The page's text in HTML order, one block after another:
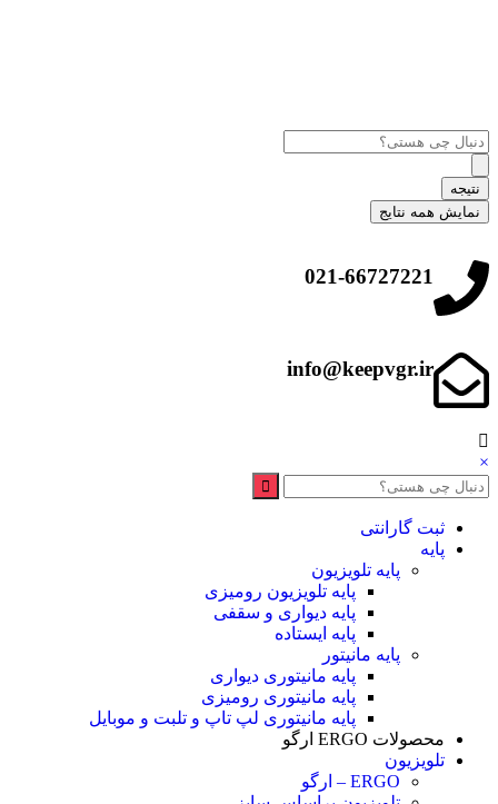
نتیجه
نمایش همه نتایج
021-66727221
info@keepvgr.ir
×
ثبت گارانتی
پایه
پایه تلویزیون
پایه تلویزیون رومیزی
پایه دیواری و سقفی
پایه ایستاده
پایه مانیتور
پایه مانیتوری دیواری
پایه مانیتوری رومیزی
پایه مانیتوری لپ تاپ و تلبت و موبایل
محصولات ERGO ارگو
تلویزیون
ERGO – ارگو